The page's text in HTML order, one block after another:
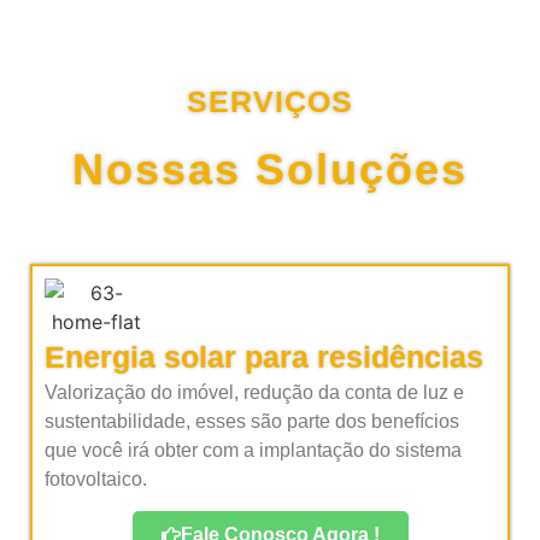
SERVIÇOS
Nossas Soluções
Energia solar para residências
Valorização do imóvel, redução da conta de luz e
sustentabilidade, esses são parte dos benefícios
que você irá obter com a implantação do sistema
fotovoltaico.
Fale Conosco Agora !